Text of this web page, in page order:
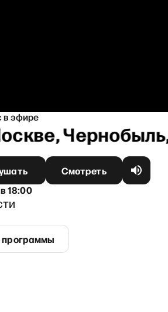
в эфире
Смотреть
в18:00
программы